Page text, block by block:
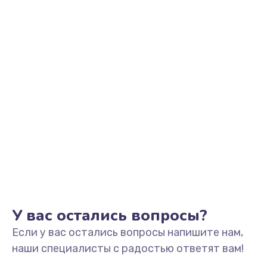
Заказать
Замена кнопки Home (домой)
У вас остались вопросы?
Если у вас остались вопросы напишите нам,
наши специалисты с радостью ответят вам!